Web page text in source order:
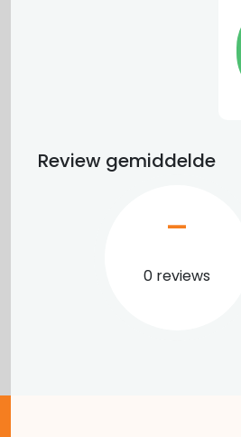
Review gemiddelde
0 reviews
–